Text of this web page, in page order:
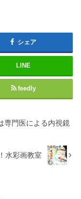
シェア
LINE
feedly
専門医による内視鏡
水彩画教室